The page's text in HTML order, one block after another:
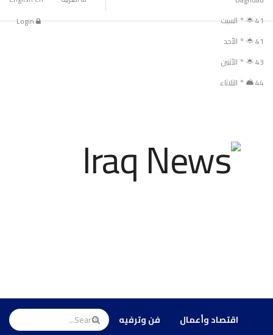
41
°السبت
41
° الأحد
43
° الأثنين
44
° الثلاثاء
Login
فن وترفيه اقتصاد وأعمال